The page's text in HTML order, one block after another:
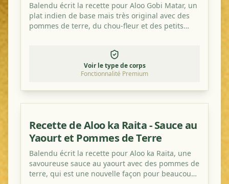
Balendu écrit la recette pour Aloo Gobi Matar, un
plat indien de base mais très original avec des
pommes de terre, du chou-fleur et des petits
Voir le type de corps
Fonctionnalité Premium
Recette de Aloo ka Raita - Sauce au
Yaourt et Pommes de Terre
Balendu écrit la recette pour Aloo ka Raita, une
savoureuse sauce au yaourt avec des pommes de
terre, qui est une nouvelle façon pour beaucoup